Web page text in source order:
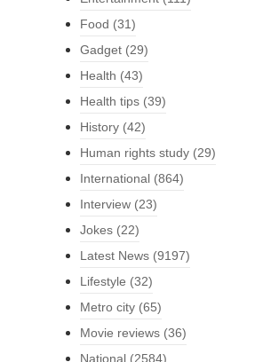
Food (31)
Gadget (29)
Health (43)
Health tips (39)
History (42)
Human rights study (29)
International (864)
Interview (23)
Jokes (22)
Latest News (9197)
Lifestyle (32)
Metro city (65)
Movie reviews (36)
National (2584)